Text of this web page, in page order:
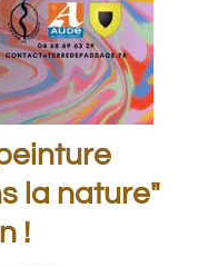
la nature"
!